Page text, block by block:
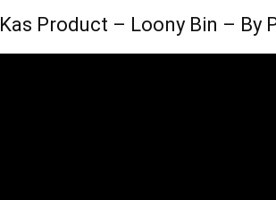
Kas Product – Loony Bin – By